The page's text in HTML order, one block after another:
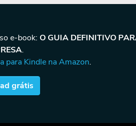
e-book: O GUIA DEFINITIVO
.
para Kindle na Amazon.
grátis